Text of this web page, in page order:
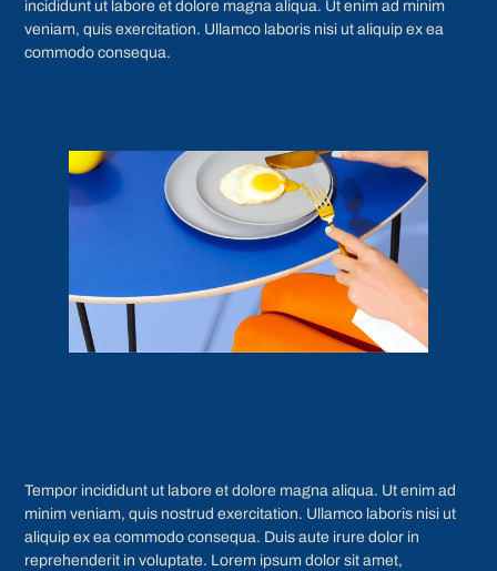
incididunt ut labore et dolore magna aliqua. Ut enim ad minim
veniam, quis exercitation. Ullamco laboris nisi ut aliquip ex ea
commodo consequa.
Tempor incididunt ut labore et dolore magna aliqua. Ut enim ad
minim veniam, quis nostrud exercitation. Ullamco laboris nisi ut
aliquip ex ea commodo consequa. Duis aute irure dolor in
reprehenderit in voluptate. Lorem ipsum dolor sit amet,